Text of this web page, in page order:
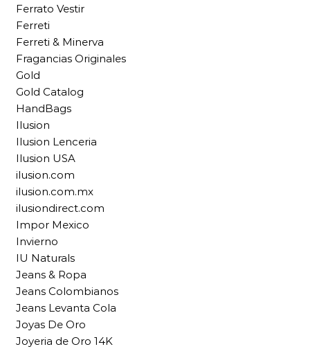
Ferrato Vestir
Ferreti
Ferreti & Minerva
Fragancias Originales
Gold
Gold Catalog
HandBags
Ilusion
Ilusion Lenceria
Ilusion USA
ilusion.com
ilusion.com.mx
ilusiondirect.com
Impor Mexico
Invierno
IU Naturals
Jeans & Ropa
Jeans Colombianos
Jeans Levanta Cola
Joyas De Oro
Joyeria de Oro 14K